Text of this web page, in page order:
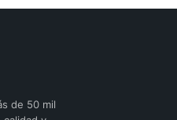
de 50 mil